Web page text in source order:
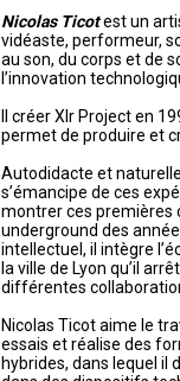
Nicolas Ticotest un
vidéaste, performeur,
au son, du corps et de
l’innovation
Il créer Xlr Project en
permet de produire et
Autodidacte et
s’émancipe de ces
montrer ces premières
underground des
intellectuel, il intègre
la ville de Lyon qu’il
différentes
Nicolas Ticot aime le
essais et réalise des
hybrides, dans lequel il